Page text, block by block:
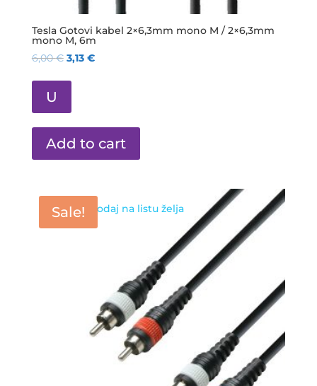
Tesla Gotovi kabel 2×6,3mm mono M / 2×6,3mm
mono M, 6m
6,00€ 3,13 €
U
Add to cart
Sale! Dodaj na listu želja